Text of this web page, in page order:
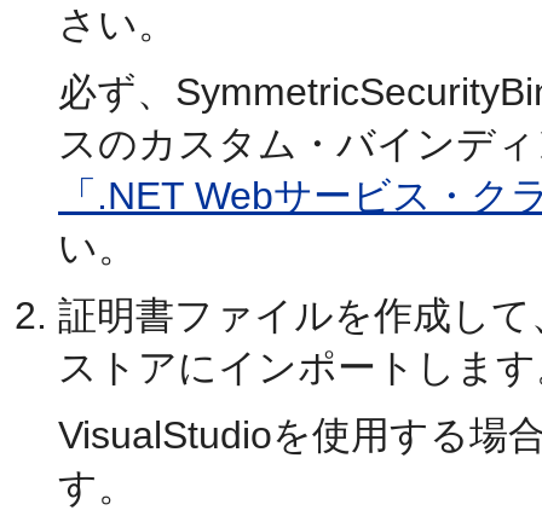
さい。
必ず、
スのカスタム・バインデ
「.NET Webサービス・ク
い。
証明書ファイルを作成し
ストアにインポートしま
VisualStudioを使用する場
す。